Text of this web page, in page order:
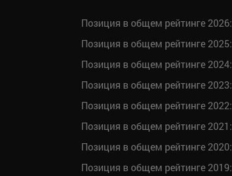
Позиция в общем рейтинге 2026:
Позиция в общем рейтинге 2025:
Позиция в общем рейтинге 2024:
Позиция в общем рейтинге 2023:
Позиция в общем рейтинге 2022:
Позиция в общем рейтинге 2021:
Позиция в общем рейтинге 2020:
Позиция в общем рейтинге 2019: